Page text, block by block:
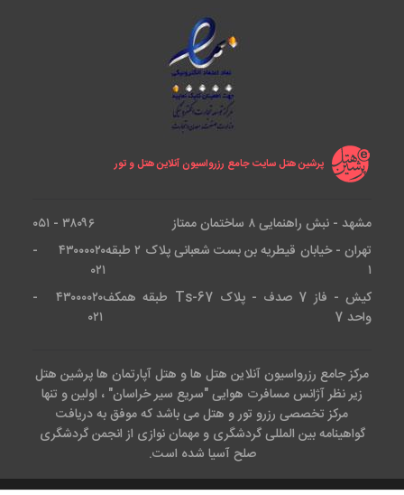
پرشین هتل سایت جامع رزرواسیون آنلاین هتل و تور
مشهد - نبش راهنمایی ۸ ساختمان ممتاز
۳۸۰۹۶ - ۰۵۱
تهران - خیابان قیطریه بن بست شعبانی پلاک ۲ طبقه
۱
۴۳۰۰۰۰۲۰ -
۰۲۱
کیش - فاز 7 صدف - پلاک Ts-67 طبقه همکف
واحد 7
۴۳۰۰۰۰۲۰ -
۰۲۱
مرکز جامع رزرواسیون آنلاین هتل ها و هتل آپارتمان ها پرشین هتل
زیر نظر آژانس مسافرت هوایی "سریع سیر خراسان" ، اولین و تنها
مرکز تخصصی رزرو تور و هتل می باشد که موفق به دریافت
گواهینامه بین المللی گردشگری و مهمان نوازی از انجمن گردشگری
صلح آسیا شده است.